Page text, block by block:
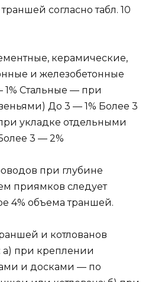
согласно табл. 10
керамические,
и железобетонные
Стальные — при
До 3 — 1% Более 3
укладке отдельными
3 — 2%
при глубине
приямков следует
4% объема траншей.
и котлованов
а) при креплении
и досками — по